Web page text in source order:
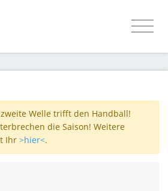
Welle trifft den Handball!
die Saison! Weitere
Ihr >hier<.